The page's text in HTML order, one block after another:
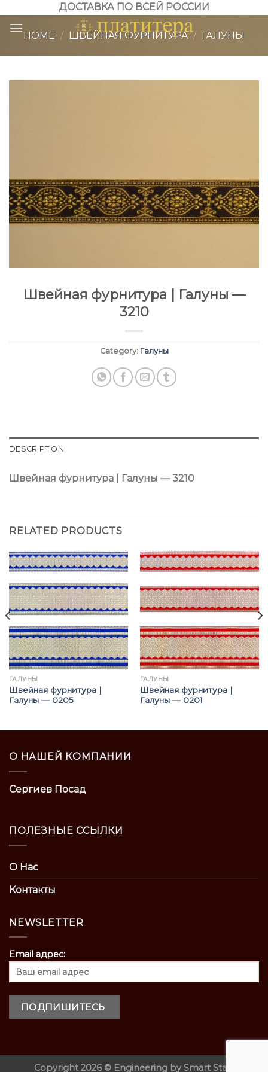
content
ДОСТАВКА ПО ВСЕЙ РОССИИ
HOME / ШВЕЙНАЯ ФУРНИТУРА / ГАЛУНЫ
Швейная фурнитура | Галуны —
3210
Category: Галуны
DESCRIPTION
Швейная фурнитура | Галуны — 3210
RELATED PRODUCTS
ГАЛУНЫ
Швейная фурнитура |
Галуны — 0205
ГАЛУНЫ
Швейная фурнитура |
Галуны — 0201
О НАШЕЙ КОМПАНИИ
Сергиев Посад
ПОЛЕЗНЫЕ ССЫЛКИ
О Нас
Контакты
NEWSLETTER
Email адрес:
Copyright 2026 © Engineering by Smart Start